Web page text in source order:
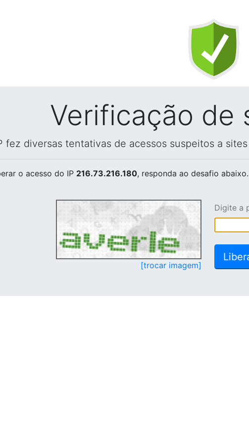
Verificação de
fez diversas tentativas de acessos suspeitos a
o acesso do IP 216.73.216.180, responda ao desafio abaixo.
[trocar imagem]
Digite a